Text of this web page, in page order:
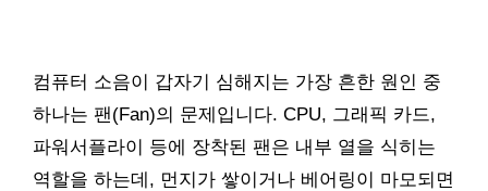
컴퓨터 소음이 갑자기 심해지는 가장 흔한 원인 중
하나는 팬(Fan)의 문제입니다. CPU, 그래픽 카드,
파워서플라이 등에 장착된 팬은 내부 열을 식히는
역할을 하는데, 먼지가 쌓이거나 베어링이 마모되면